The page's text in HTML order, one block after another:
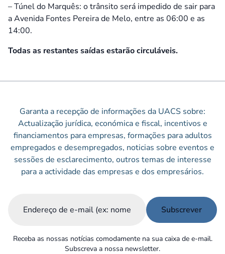
– Túnel do Marquês: o trânsito será impedido de sair para
a Avenida Fontes Pereira de Melo, entre as 06:00 e as
14:00.
Todas as restantes saídas estarão circuláveis.
Garanta a recepção de informações da UACS sobre:
Actualização jurídica, económica e fiscal, incentivos e
financiamentos para empresas, formações para adultos
empregados e desempregados, noticias sobre eventos e
sessões de esclarecimento, outros temas de interesse
para a actividade das empresas e dos empresários.
Receba as nossas notícias comodamente na sua caixa de e-mail.
Subscreva a nossa newsletter.